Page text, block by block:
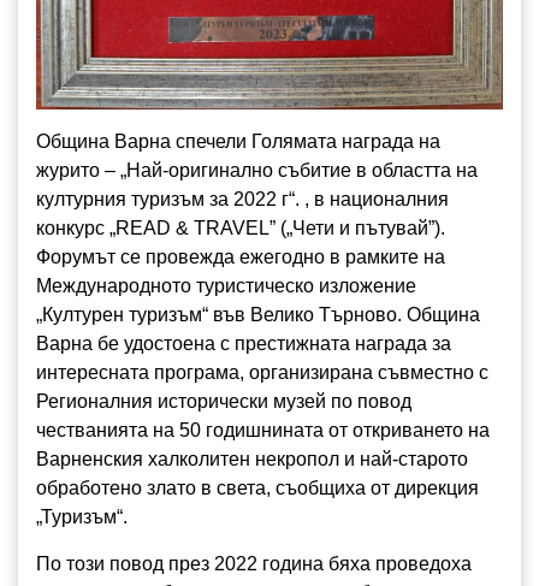
Община Варна спечели Голямата награда на
журито – „Най-оригинално събитие в областта на
културния туризъм за 2022 г“. , в националния
конкурс „READ & TRAVEL” („Чети и пътувай”).
Форумът се провежда ежегодно в рамките на
Международното туристическо изложение
„Културен туризъм“ във Велико Търново. Община
Варна бе удостоена с престижната награда за
интересната програма, организирана съвместно с
Регионалния исторически музей по повод
честванията на 50 годишнината от откриването на
Варненския халколитен некропол и най-старото
обработено злато в света, съобщиха от дирекция
„Туризъм“.
По този повод през 2022 година бяха проведоха